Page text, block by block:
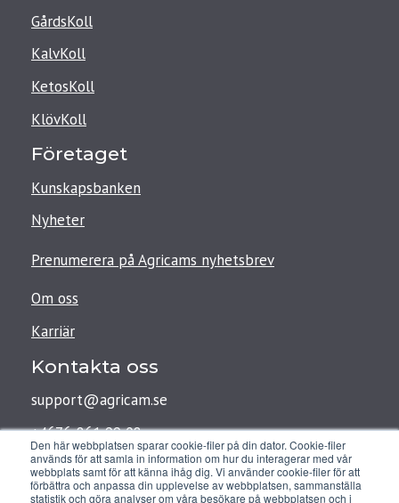
Den här webbplatsen sparar cookie-filer på din dator. Cookie-filer
används för att samla in information om hur du interagerar med vår
webbplats samt för att känna ihåg dig. Vi använder cookie-filer för att
förbättra och anpassa din upplevelse av webbplatsen, sammanställa
statistik och göra analyser om våra besökare på webbplatsen och i
GårdsKoll
KalvKoll
KetosKoll
KlövKoll
Företaget
Kunskapsbanken
Nyheter
Prenumerera på Agricams nyhetsbrev
Om oss
Karriär
Kontakta oss
support@agricam.se
+4676-861 99 08
Agricam AB